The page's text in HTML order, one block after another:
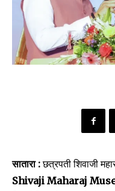
सातारा :छत्रपती शिवाजी
Shivaji Maharaj